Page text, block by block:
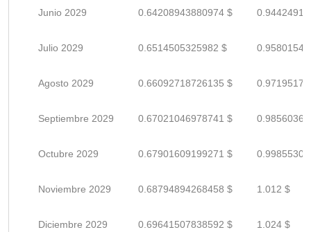
Junio 2029 0.64208943880974 $
Julio 2029 0.6514505325982 $
Agosto 2029 0.66092718726135 $
Septiembre 2029 0.67021046978741 $
Octubre 2029 0.67901609199271 $
Noviembre 2029 0.68794894268458 $ 1.012 $
Diciembre 2029 0.69641507838592 $ 1.024 $